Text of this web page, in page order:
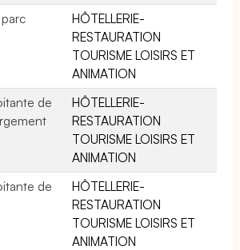
HÔTELLERIE-
RESTAURATION
TOURISME LOISIRS ET
ANIMATION
de
HÔTELLERIE-
RESTAURATION
TOURISME LOISIRS ET
ANIMATION
de
HÔTELLERIE-
RESTAURATION
TOURISME LOISIRS ET
ANIMATION